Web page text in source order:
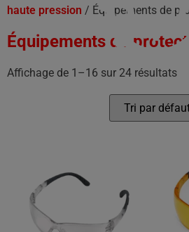
haute pression / Équipements de
Équipements de
Affichage de 1–16 sur 24 résultats